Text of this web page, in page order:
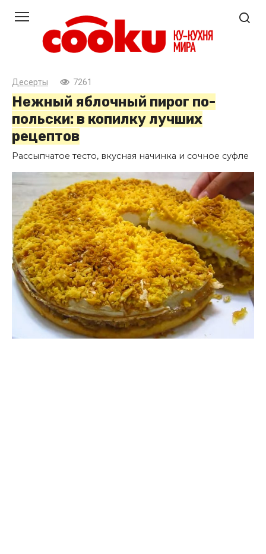
контенту
Десерты 7261
Нежный яблочный пирог по-
польски: в копилку лучших
рецептов
Рассыпчатое тесто, вкусная начинка и сочное суфле